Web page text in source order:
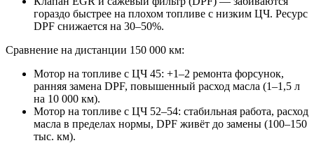
гораздо быстрее на плохом топливе с низким ЦЧ. Ресурс
DPF снижается на 30–50%.
Сравнение на дистанции 150 000 км:
Мотор на топливе с ЦЧ 45: +1–2 ремонта форсунок,
ранняя замена DPF, повышенный расход масла (1–1,5 л
на 10 000 км).
Мотор на топливе с ЦЧ 52–54: стабильная работа, расход
масла в пределах нормы, DPF живёт до замены (100–150
тыс. км).